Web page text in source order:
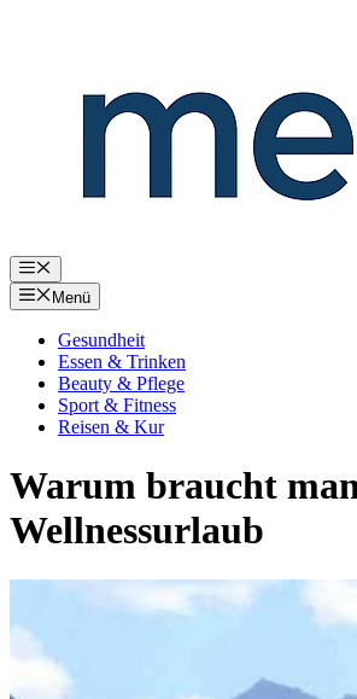
Menü
Menü
Gesundheit
Essen & Trinken
Beauty & Pflege
Sport & Fitness
Reisen & Kur
Warum braucht
Wellnessurlaub